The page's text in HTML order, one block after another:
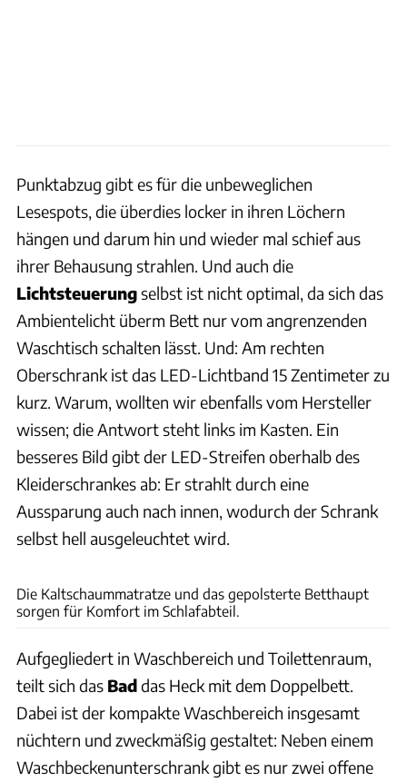
Punktabzug gibt es für die unbeweglichen
Lesespots, die überdies locker in ihren Löchern
hängen und darum hin und wieder mal schief aus
ihrer Behausung strahlen. Und auch die
Lichtsteuerungselbst ist nicht optimal, da sich das
Ambientelicht überm Bett nur vom angrenzenden
Waschtisch schalten lässt. Und: Am rechten
Oberschrank ist das LED-Lichtband 15 Zentimeter zu
kurz. Warum, wollten wir ebenfalls vom Hersteller
wissen; die Antwort steht links im Kasten. Ein
besseres Bild gibt der LED-Streifen oberhalb des
Kleiderschrankes ab: Er strahlt durch eine
Aussparung auch nach innen, wodurch der Schrank
selbst hell ausgeleuchtet wird.
Die Kaltschaummatratze und das gepolsterte Betthaupt
sorgen für Komfort im Schlafabteil.
Aufgegliedert in Waschbereich und Toilettenraum,
teilt sich das Baddas Heck mit dem Doppelbett.
Dabei ist der kompakte Waschbereich insgesamt
nüchtern und zweckmäßig gestaltet: Neben einem
Waschbeckenunterschrank gibt es nur zwei offene